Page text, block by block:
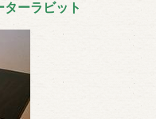
ーラビット